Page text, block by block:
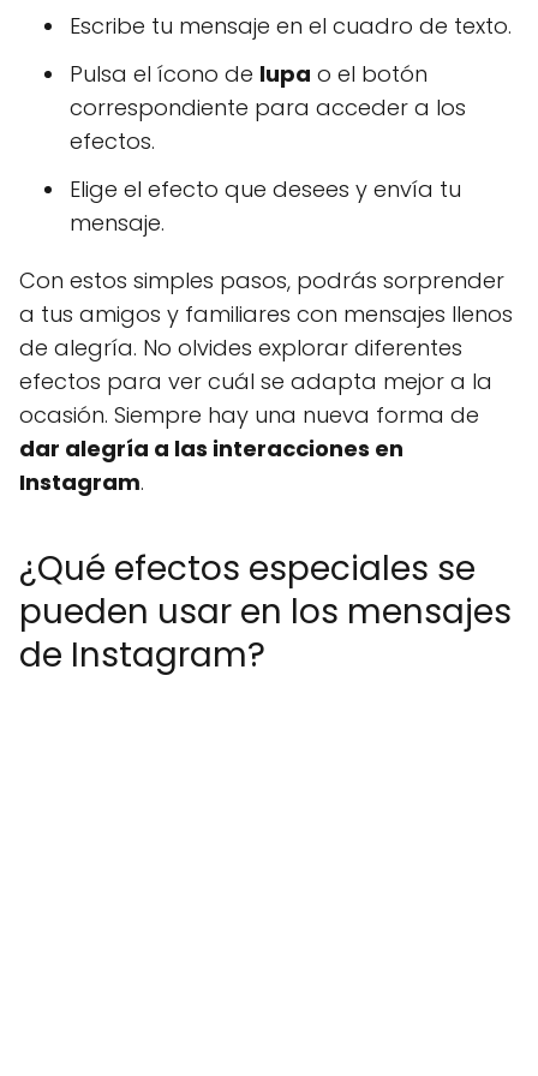
Escribe tu mensaje en el cuadro de texto.
Pulsa el ícono de lupa o el botón
correspondiente para acceder a los
efectos.
Elige el efecto que desees y envía tu
mensaje.
Con estos simples pasos, podrás sorprender
a tus amigos y familiares con mensajes llenos
de alegría. No olvides explorar diferentes
efectos para ver cuál se adapta mejor a la
ocasión. Siempre hay una nueva forma de
dar alegría a las interacciones en
Instagram.
¿Qué efectos especiales se
pueden usar en los mensajes
de Instagram?